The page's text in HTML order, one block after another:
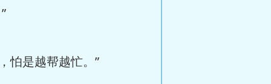
怕是越帮越忙。”